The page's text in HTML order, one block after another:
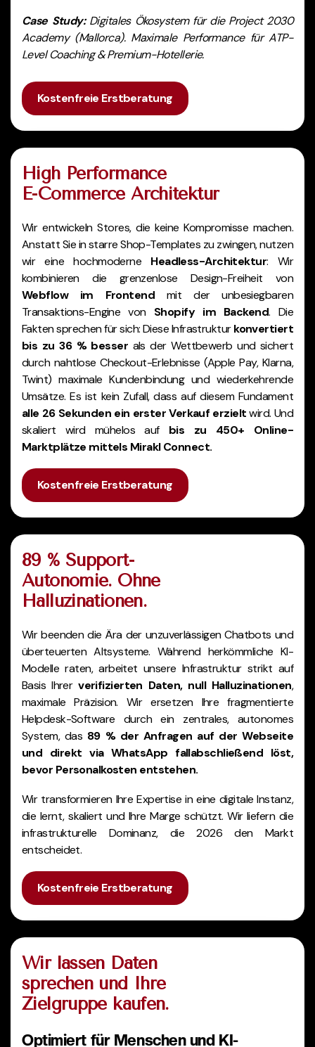
Case Study:Digitales Ökosystem für die Project 2030
Academy (Mallorca). Maximale Performance für ATP-
Level Coaching & Premium-Hotellerie.
Kostenfreie Erstberatung
High Performance
E-Commerce Architektur
Wir entwickeln Stores, die keine Kompromisse machen.
Anstatt Sie in starre Shop-Templates zu zwingen, nutzen
wir eine hochmoderne Headless-Architektur: Wir
kombinieren die grenzenlose Design-Freiheit von
Webflow im Frontend mit der unbesiegbaren
Transaktions-Engine von Shopify im Backend. Die
Fakten sprechen für sich: Diese Infrastrukturkonvertiert
bis zu 36 % besser als der Wettbewerb und sichert
durch nahtlose Checkout-Erlebnisse (Apple Pay, Klarna,
Twint) maximale Kundenbindung und wiederkehrende
Umsätze. Es ist kein Zufall, dass auf diesem Fundament
alle 26 Sekunden ein erster Verkauf erzieltwird. Und
skaliert wird mühelos auf bis zu 450+ Online-
Marktplätze mittels Mirakl Connect.
Kostenfreie Erstberatung
89 % Support-
Autonomie. Ohne
Halluzinationen.
Wir beenden die Ära der unzuverlässigen Chatbots und
überteuerten Altsysteme. Während herkömmliche KI-
Modelle raten, arbeitet unsere Infrastruktur strikt auf
Basis Ihrerverifizierten Daten, null Halluzinationen,
maximale Präzision. Wir ersetzen Ihre fragmentierte
Helpdesk-Software durch ein zentrales, autonomes
System, das 89 % der Anfragen auf der Webseite
und direkt via WhatsApp fallabschließend löst,
bevor Personalkosten entstehen.
Wir transformieren Ihre Expertise in eine digitale Instanz,
die lernt, skaliert und Ihre Marge schützt. Wir liefern die
infrastrukturelle Dominanz, die 2026 den Markt
entscheidet.
Kostenfreie Erstberatung
Wir lassen Daten
sprechen und Ihre
Zielgruppe kaufen.
Optimiert für Menschen und KI-